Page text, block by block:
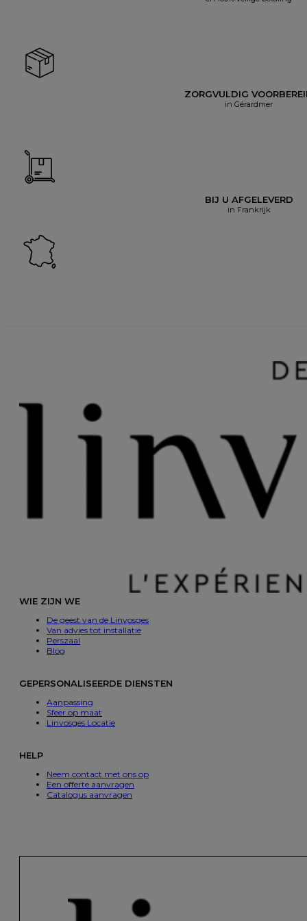
ZORGVULDIG
in Gérardmer
BIJ U AFGELEVERD
in Frankrijk
WIE ZIJN WE
De geest van de Linvosges
Van advies tot installatie
Perszaal
Blog
GEPERSONALISEERDE DIENSTEN
Aanpassing
Sfeer op maat
Linvosges Locatie
HELP
Neem contact met ons op
Een offerte aanvragen
Catalogus aanvragen